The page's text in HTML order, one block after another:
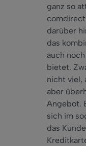
ganz so
darüber
das
auch
bietet.
nicht viel,
aber
Angebot.
sich im
das